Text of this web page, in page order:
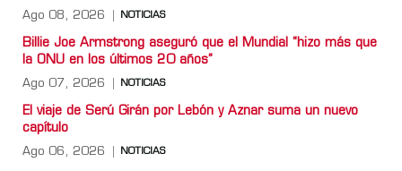
Ago 08, 2026 NOTICIAS
Billie Joe Armstrong aseguró que el Mundial “hizo más que
la ONU en los últimos 20 años”
Ago 07, 2026 NOTICIAS
El viaje de Serú Girán por Lebón y Aznar suma un nuevo
capítulo
Ago 06, 2026 NOTICIAS